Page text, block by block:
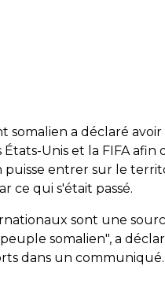
somalien a déclaré
États-Unis et la FIFA afin
entrer sur le
ce qui s'était passé.
sont une
somalien", a
dans un communiqué.